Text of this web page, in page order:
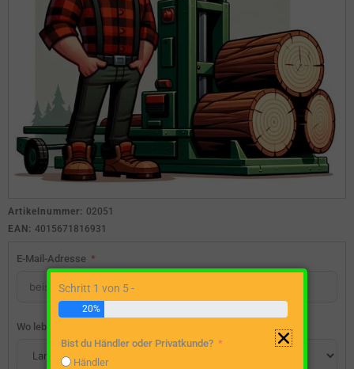
Artikelnummer: 02051
EAN: 4015671816931
E-Mail-Adresse
Wo lebst du?
Schritt 1 von 5 -
20%
Bist du Händler oder Privatkunde?
Händler